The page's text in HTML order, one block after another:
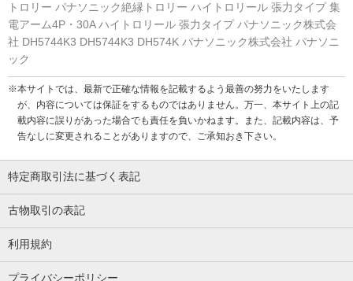
トロリー パナソニック絶縁トロリー ハイトロリール 張力タイプ 集
電アーム4P・30A ハイトロリール 張力タイプ パナソニック株式会
社 DH5744K3 DH5744K3 DH574K パナソニック株式会社 パナソニ
ック
※本サイトでは、最新で正確な情報を記載するよう最善の努力をいたします
が、内容については保証をするものではありません。万一、本サイト上の記
載内容に誤りがあった場合でも責任を負いかねます。また、記載内容は、予
告なしに変更されることがありますので、ご承知おき下さい。
特定商取引法に基づく表記
古物取引の表記
利用規約
プライバシーポリシー